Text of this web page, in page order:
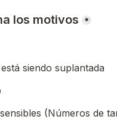
los motivos *
siendo suplantada
(Números de